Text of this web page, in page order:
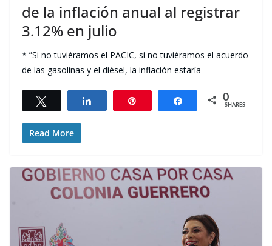
de la inflación anual al registrar
3.12% en julio
* ”Si no tuviéramos el PACIC, si no tuviéramos el acuerdo
de las gasolinas y el diésel, la inflación estaría
Share 0
SHARES
Read More